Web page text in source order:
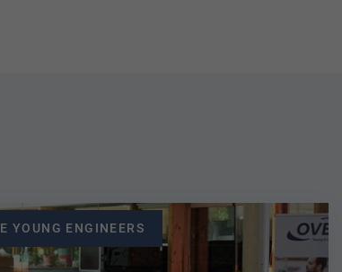
YOUNG ENGINEERS